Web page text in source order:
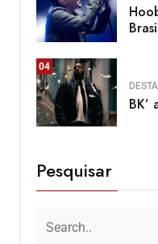
04
BK’
Pesquisar